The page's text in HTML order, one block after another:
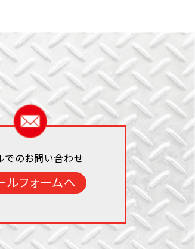
でのお問い合わせ
ルフォームへ